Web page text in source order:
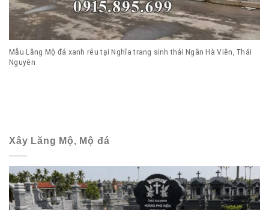
Mẫu Lăng Mộ đá xanh rêu tại Nghĩa trang sinh thái Ngân Hà Viên, Thái
Nguyên
Xây Lăng Mộ, Mộ đá